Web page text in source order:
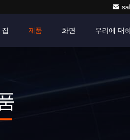
집 제품 화면 우리에 대